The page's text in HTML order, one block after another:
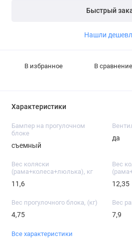
Быстрый
Нашли
В избранное В сравнение
Характеристики
Бампер на прогулочном
блоке
съемный
да
Вес коляски
(рама+колеса+люлька), кг
11,6
Вес
12,35
Вес прогулочного блока, (кг)
4,75
Вес
7,9
Все характеристики